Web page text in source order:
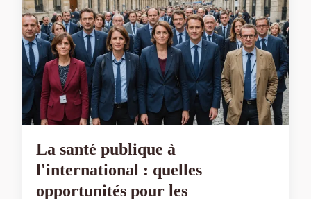
La santé publique à
l'international : quelles
opportunités pour les